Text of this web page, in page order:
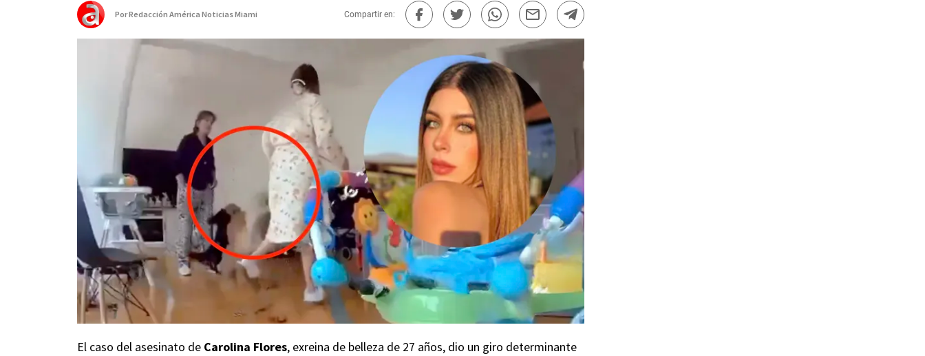
PorRedacción América Noticias Miami Compartir en:
El caso del asesinato de Carolina Flores, exreina de belleza de 27 años, dio un giro determinante